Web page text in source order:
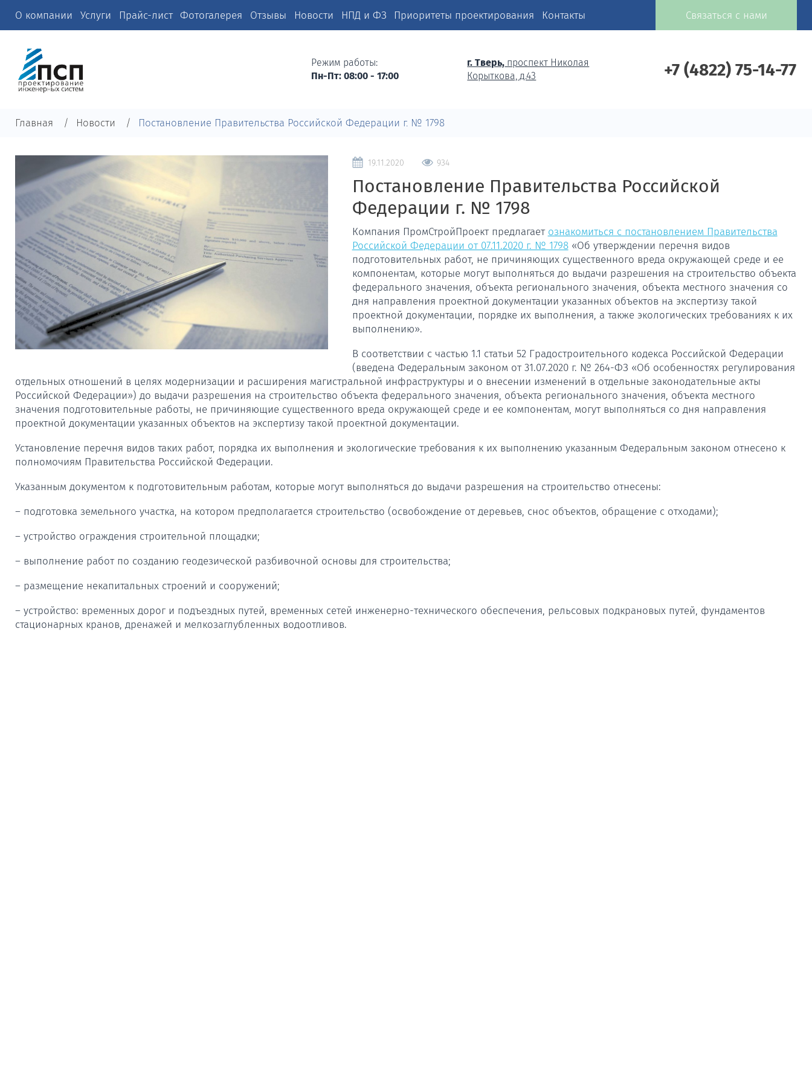
О компании Услуги Прайс-лист Фотогалерея Отзывы Новости НПД и ФЗ Приоритеты проектирования Контакты Связаться с нами
Режим работы:
Пн-Пт: 08:00 - 17:00
г. Тверь, проспект Николая
Корыткова, д.43
+7 (4822) 75-14-77
Главная Новости Постановление Правительства Российской Федерации г. № 1798
19.11.2020 934
Постановление Правительства Российской
Федерации г. № 1798
Компания ПромСтройПроект предлагает ознакомиться с постановлением Правительства
Российской Федерации от 07.11.2020 г. № 1798«Об утверждении перечня видов
подготовительных работ, не причиняющих существенного вреда окружающей среде и ее
компонентам, которые могут выполняться до выдачи разрешения на строительство объекта
федерального значения, объекта регионального значения, объекта местного значения со
дня направления проектной документации указанных объектов на экспертизу такой
проектной документации, порядке их выполнения, а также экологических требованиях к их
выполнению».
В соответствии с частью 1.1 статьи 52 Градостроительного кодекса Российской Федерации
(введена Федеральным законом от 31.07.2020 г. № 264-ФЗ «Об особенностях регулирования
отдельных отношений в целях модернизации и расширения магистральной инфраструктуры и о внесении изменений в отдельные законодательные акты
Российской Федерации») до выдачи разрешения на строительство объекта федерального значения, объекта регионального значения, объекта местного
значения подготовительные работы, не причиняющие существенного вреда окружающей среде и ее компонентам, могут выполняться со дня направления
проектной документации указанных объектов на экспертизу такой проектной документации.
Установление перечня видов таких работ, порядка их выполнения и экологические требования к их выполнению указанным Федеральным законом отнесено к
полномочиям Правительства Российской Федерации.
Указанным документом к подготовительным работам, которые могут выполняться до выдачи разрешения на строительство отнесены:
– подготовка земельного участка, на котором предполагается строительство (освобождение от деревьев, снос объектов, обращение с отходами);
– устройство ограждения строительной площадки;
– выполнение работ по созданию геодезической разбивочной основы для строительства;
– размещение некапитальных строений и сооружений;
– устройство: временных дорог и подъездных путей, временных сетей инженерно-технического обеспечения, рельсовых подкрановых путей, фундаментов
стационарных кранов, дренажей и мелкозаглубленных водоотливов.